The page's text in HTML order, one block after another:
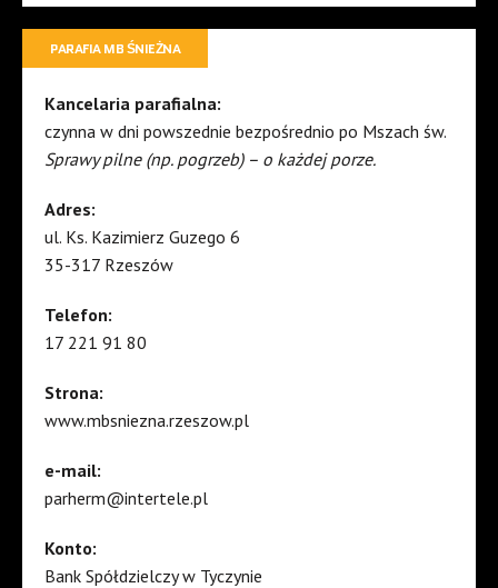
PARAFIA MB ŚNIEŻNA
Kancelaria parafialna:
czynna w dni powszednie bezpośrednio po Mszach św.
Sprawy pilne (np. pogrzeb) – o każdej porze.
Adres:
ul. Ks. Kazimierz Guzego 6
35-317 Rzeszów
Telefon:
17 221 91 80
Strona:
www.mbsniezna.rzeszow.pl
e-mail:
parherm@intertele.pl
Konto:
Bank Spółdzielczy w Tyczynie